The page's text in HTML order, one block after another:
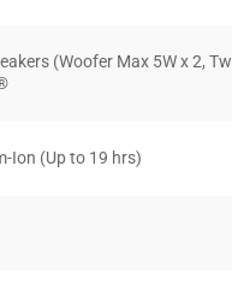
(Woofer Max 5W x 2,
Ion (Up to 19 hrs)